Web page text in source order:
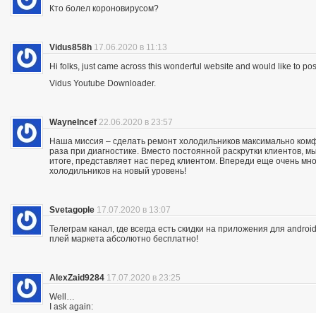
Кто болел короновирусом?
Vidus858h 17.06.2020 в 11:13
Hi folks, just came across this wonderful website and would like to
Vidus Youtube Downloader.
WayneIncef 22.06.2020 в 23:57
Наша миссия – сделать ремонт холодильников максимально
раза при диагностике. Вместо постоянной раскрутки клиентов,
итоге, представляет нас перед клиентом. Впереди еще очень
холодильников на новый уровень!
Svetagople 17.07.2020 в 13:07
Телеграм канал, где всегда есть скидки на приложения для
плей маркета абсолютно бесплатно!
AlexZaid9284 17.07.2020 в 23:25
Well…
I ask again: